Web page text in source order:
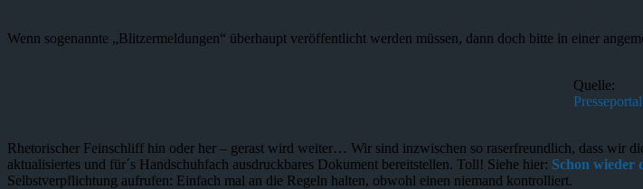
Wenn sogenannte „Blitzermeldungen“ überhaupt veröffentlicht werden müssen, dann doch bitte in einer
Quelle:
Presseportal
Rhetorischer Feinschliff hin oder her – gerast wird weiter… Wir sind inzwischen so raserfreundlich, dass wir
aktualisiertes und für´s Handschuhfach ausdruckbares Dokument bereitstellen. Toll! Siehe hier: Schon wieder
Selbstverpflichtung aufrufen: Einfach mal an die Regeln halten, obwohl einen niemand kontrolliert.